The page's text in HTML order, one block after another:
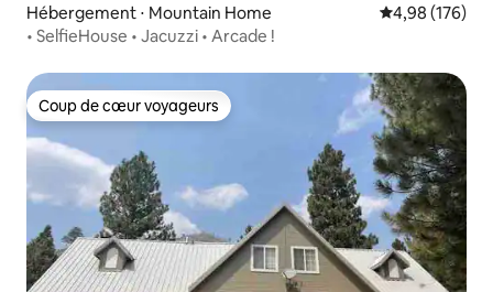
Hébergement ⋅ Mountain Home Évaluation
4,98 (176)
• SelfieHouse • Jacuzzi • Arcade !
Coup de cœur voyageurs
Coup de cœur voyageurs